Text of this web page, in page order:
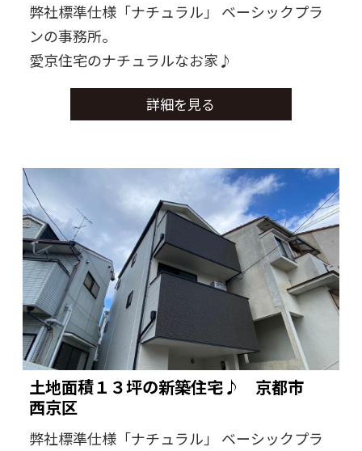
弊社標準仕様「ナチュラル」 ベーシックプラ
ンの事務所。
愛京住宅のナチュラルなお家♪
詳細を見る
土地面積１３坪の新築住宅♪ 京都市
西京区
弊社標準仕様「ナチュラル」 ベーシックプラ